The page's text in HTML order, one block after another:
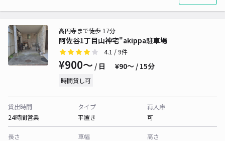
阿佐谷1丁目山神宅"akippa駐車場
高円寺まで徒歩 17分
4.1 / 9件
¥900〜 / 日 ¥90〜 / 15分
時間貸し可
貸出時間
24時間営業
タイプ
平置き
再入庫
可
長さ
車幅
高さ